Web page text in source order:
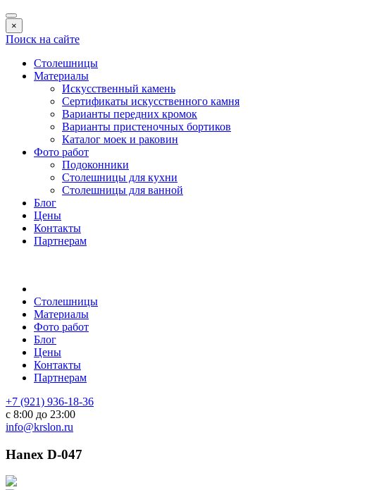
×
Поиск на сайте
Столешницы
Материалы
Искусственный камень
Сертификаты искусственного камня
Варианты передних кромок
Варианты пристеночных бортиков
Каталог моек и раковин
Фото работ
Подоконники
Столешницы для кухни
Столешницы для ванной
Блог
Цены
Контакты
Партнерам
Столешницы
Материалы
Фото работ
Блог
Цены
Контакты
Партнерам
+7 (921) 936-18-36
с 8:00 до 23:00
info@krslon.ru
Hanex D-047